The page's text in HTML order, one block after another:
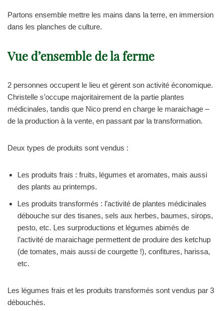
Partons ensemble mettre les mains dans la terre, en immersion
dans les planches de culture.
Vue d’ensemble de la ferme
2 personnes occupent le lieu et gèrent son activité économique.
Christelle s’occupe majoritairement de la partie plantes
médicinales, tandis que Nico prend en charge le maraichage –
de la production à la vente, en passant par la transformation.
Deux types de produits sont vendus :
Les produits frais : fruits, légumes et aromates, mais aussi
des plants au printemps.
Les produits transformés : l’activité de plantes médicinales
débouche sur des tisanes, sels aux herbes, baumes, sirops,
pesto, etc. Les surproductions et légumes abimés de
l’activité de maraichage permettent de produire des ketchup
(de tomates, mais aussi de courgette !), confitures, harissa,
etc.
Les légumes frais et les produits transformés sont vendus par 3
débouchés.